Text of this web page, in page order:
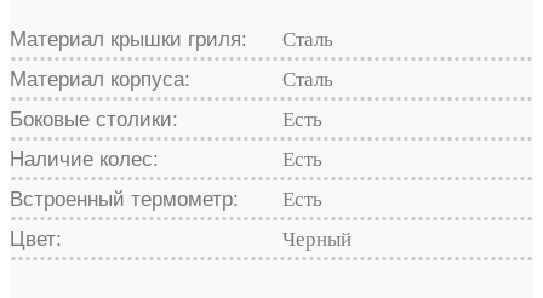
Материал крышки гриля:
Сталь
Материал корпуса:
Сталь
Боковые столики:
Есть
Наличие колес:
Есть
Встроенный термометр:
Есть
Цвет:
Черный